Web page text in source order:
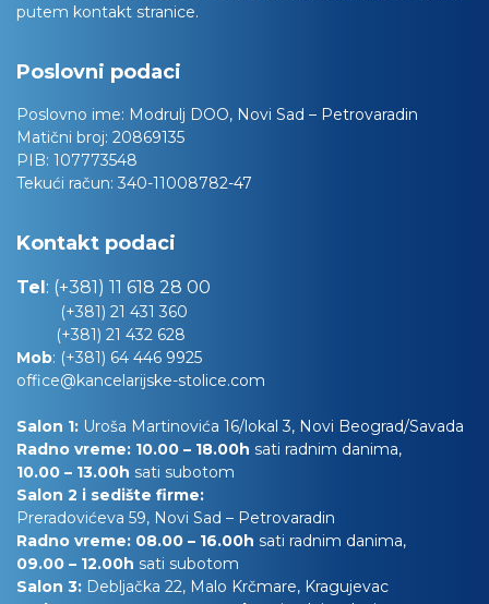
putem kontakt stranice.
Poslovni podaci
Poslovno ime: Modrulj DOO, Novi Sad – Petrovaradin
Matični broj: 20869135
PIB: 107773548
Tekući račun: 340-11008782-47
Kontakt podaci
Tel: (+381) 11 618 28 00
(+381) 21 431 360
(+381) 21 432 628
Mob: (+381) 64 446 9925
office@kancelarijske-stolice.com
Salon 1: Uroša Martinovića 16/lokal 3, Novi Beograd/Savada
Radno vreme: 10.00 – 18.00h sati radnim danima,
10.00 – 13.00h sati subotom
Salon 2 i sedište firme:
Preradovićeva 59, Novi Sad – Petrovaradin
Radno vreme: 08.00 – 16.00h sati radnim danima,
09.00 – 12.00h sati subotom
Salon 3: Debljačka 22, Malo Krčmare, Kragujevac